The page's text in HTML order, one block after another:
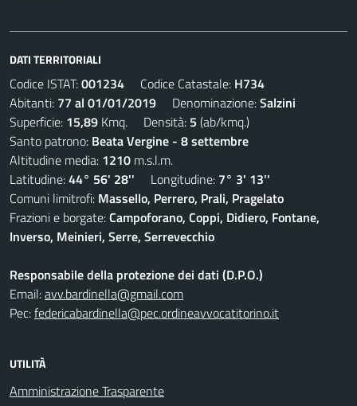
DATI TERRITORIALI
Codice ISTAT:001234 Codice Catastale: H734
Abitanti: 77 al 01/01/2019 Denominazione:Salzini
Superficie: 15,89 Kmq. Densità: 5 (ab/kmq.)
Santo patrono: Beata Vergine - 8 settembre
Altitudine media: 1210 m.s.l.m.
Latitudine:44° 56' 28'' Longitudine: 7° 3' 13''
Comuni limitrofi: Massello, Perrero, Prali, Pragelato
Frazioni e borgate:Campoforano, Coppi, Didiero, Fontane,
Inverso, Meinieri, Serre, Serrevecchio
Responsabile della protezione dei dati (D.P.O.)
Email:avv.bardinella@gmail.com
Pec:federicabardinella@pec.ordineavvocatitorino.it
UTILITÀ
Amministrazione Trasparente